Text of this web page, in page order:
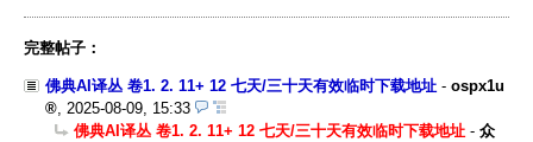
完整帖子：
佛典AI译丛 卷1. 2. 11+ 12 七天/三十天有效临时下载地址 - ospx1u
2025-08-09, 15:33
佛典AI译丛 卷1. 2. 11+ 12 七天/三十天有效临时下载地址 - 众